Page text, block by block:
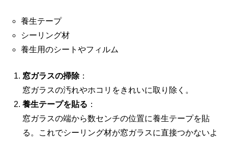
養生テープ
シーリング材
養生用のシートやフィルム
窓ガラスの掃除：
窓ガラスの汚れやホコリをきれいに取り除く。
養生テープを貼る ：
窓ガラスの端から数センチの位置に養生テープを貼
る。これでシーリング材が窓ガラスに直接つかないよ